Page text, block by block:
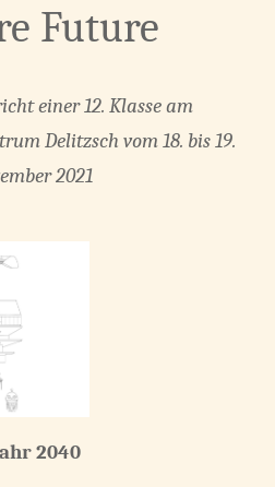
Future
einer 12. Klasseam
Delitzsch vom 18. bis 19.
2021
2040